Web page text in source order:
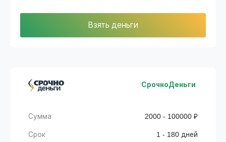
Взять деньги
СрочноДеньги
Сумма 2000 - 100000 ₽
Срок 1 - 180 дней